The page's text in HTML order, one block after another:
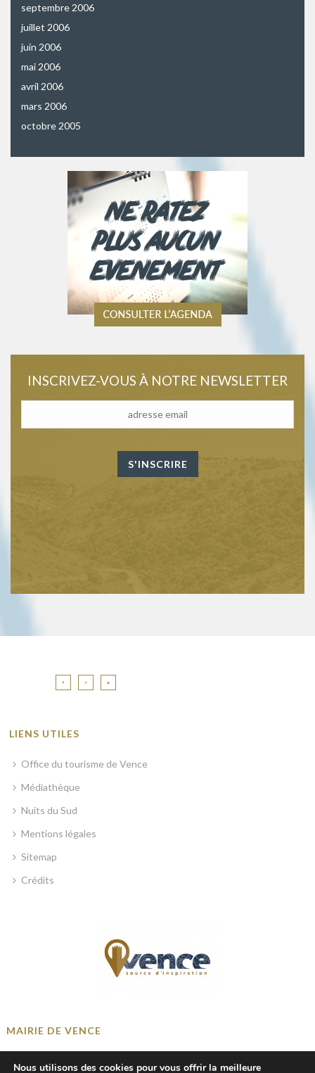
septembre 2006
juillet 2006
juin 2006
mai 2006
avril 2006
mars 2006
octobre 2005
INSCRIVEZ-VOUS À NOTRE NEWSLETTER
LIENS UTILES
Office du tourisme de Vence
Médiathèque
Nuits du Sud
Mentions légales
Sitemap
Crédits
MAIRIE DE VENCE
Nous utilisons des cookies pour vous offrir la meilleure